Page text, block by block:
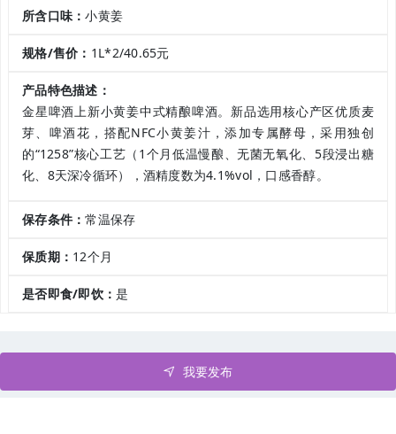
所含口味：小黄姜
规格/售价： 1L*2/40.65元
产品特色描述：
金星啤酒上新小黄姜中式精酿啤酒。新品选用核心产区优质麦
芽、啤酒花，搭配NFC小黄姜汁，添加专属酵母，采用独创
的“1258”核心工艺（1个月低温慢酿、无菌无氧化、5段浸出糖
化、8天深冷循环），酒精度数为4.1%vol，口感香醇。
保存条件：常温保存
保质期： 12个月
是否即食/即饮：是
我要发布